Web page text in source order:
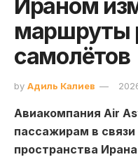
Ираном
маршруты
самолётов
by Адиль Калиев
Авиакомпания Air
пассажирам в
пространства